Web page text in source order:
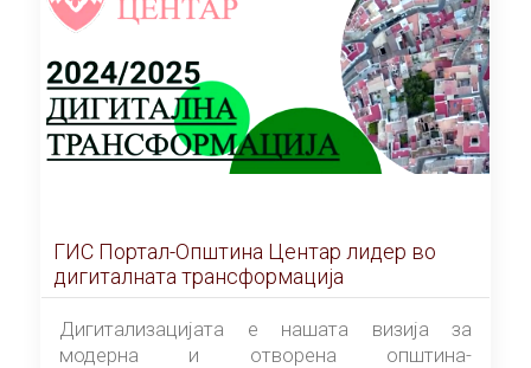
ГИС Портал-Општина Центар лидер во
дигиталната трансформација
Дигитализацијата е нашата визија за
модерна и отворена општина-